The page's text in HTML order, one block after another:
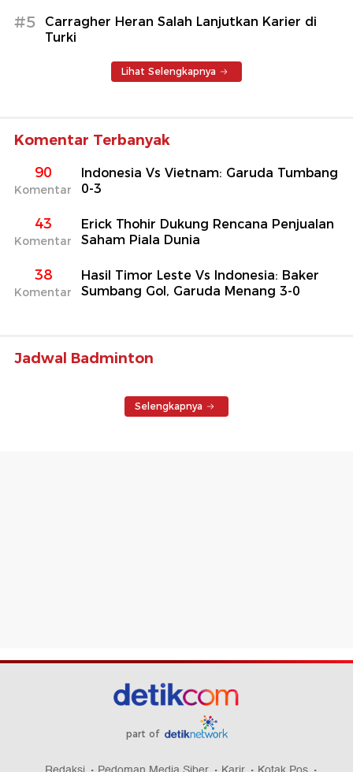
#5
Carragher Heran Salah Lanjutkan Karier di
Turki
Lihat Selengkapnya
Komentar Terbanyak
90
Komentar
Indonesia Vs Vietnam: Garuda Tumbang
0-3
43
Komentar
Erick Thohir Dukung Rencana Penjualan
Saham Piala Dunia
38
Komentar
Hasil Timor Leste Vs Indonesia: Baker
Sumbang Gol, Garuda Menang 3-0
Jadwal Badminton
Selengkapnya
part of